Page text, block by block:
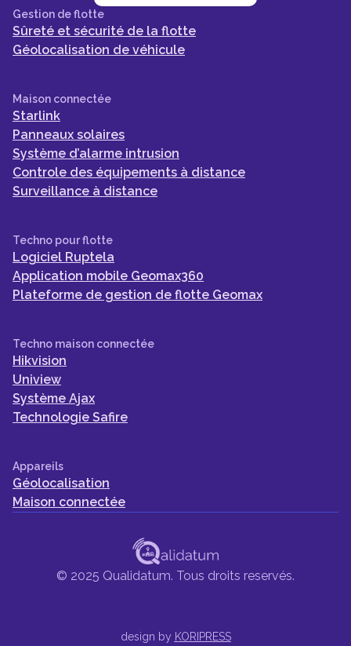
Gestion de flotte
Sûreté et sécurité de la flotte
Géolocalisation de véhicule
Maison connectée
Starlink
Panneaux solaires
Système d’alarme intrusion
Controle des équipements à distance
Surveillance à distance
Techno pour flotte
Logiciel Ruptela
Application mobile Geomax360
Plateforme de gestion de flotte Geomax
Techno maison connectée
Hikvision
Uniview
Système Ajax
Technologie Safire
Appareils
Géolocalisation
Maison connectée
© 2025 Qualidatum. Tous droits reservés.
design by KORIPRESS